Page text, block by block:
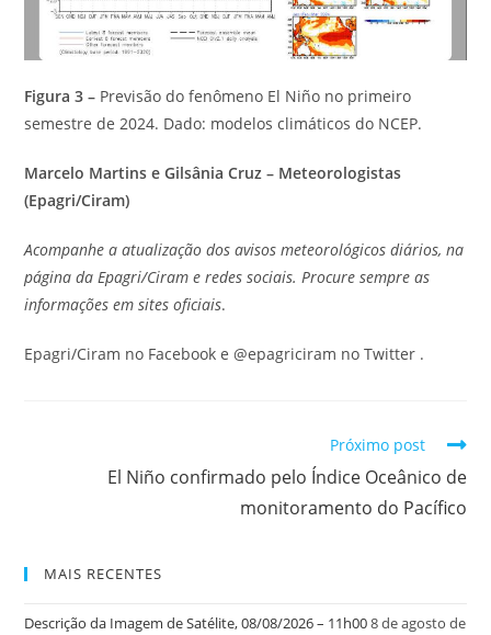
Figura 3 – Previsão do fenômeno El Niño no primeiro
semestre de 2024. Dado: modelos climáticos do NCEP.
Marcelo Martins e Gilsânia Cruz – Meteorologistas
(Epagri/Ciram)
Acompanhe a atualização dos avisos meteorológicos diários, na
página da Epagri/Ciram e redes sociais. Procure sempre as
informações em sites oficiais.
Epagri/Ciram no Facebooke @epagriciram no Twitter .
Próximo post
El Niño confirmado pelo Índice Oceânico de
monitoramento do Pacífico
MAIS RECENTES
Descrição da Imagem de Satélite, 08/08/2026 – 11h008 de agosto de